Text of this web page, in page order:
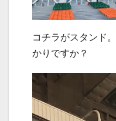
コチラがスタンド
かりですか？